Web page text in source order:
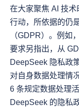
在大家聚焦 AI 技
行动，所依据的仍
（GDPR）。例如
要求另指出，从
DeepSeek 隐私政
对自身数据处理情
6 条规定数据处理
DeepSeek 的隐私